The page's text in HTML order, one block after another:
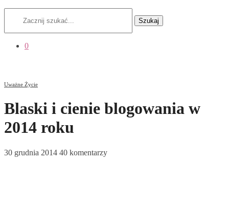
Szukaj
0
Uważne Życie
Blaski i cienie blogowania w
2014 roku
30 grudnia 2014 40 komentarzy